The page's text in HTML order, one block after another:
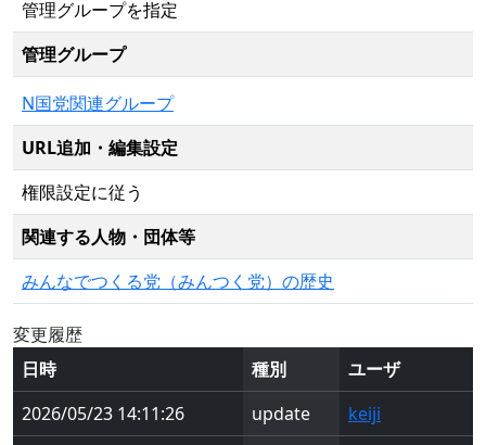
管理グループを指定
管理グループ
N国党関連グループ
URL追加・編集設定
権限設定に従う
関連する人物・団体等
みんなでつくる党（みんつく党）の歴史
変更履歴
日時
種別
ユーザ
2026/05/23 14:11:26
update keiji